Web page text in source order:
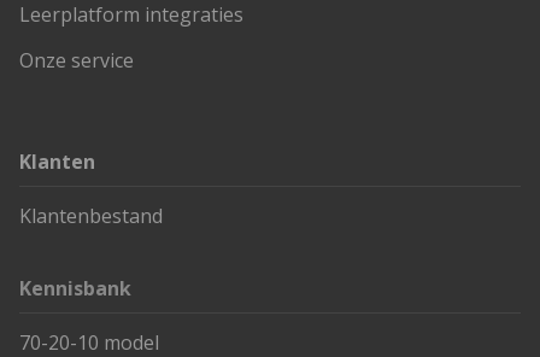
Leerplatform integraties
Onze service
Klanten
Klantenbestand
Kennisbank
70-20-10 model